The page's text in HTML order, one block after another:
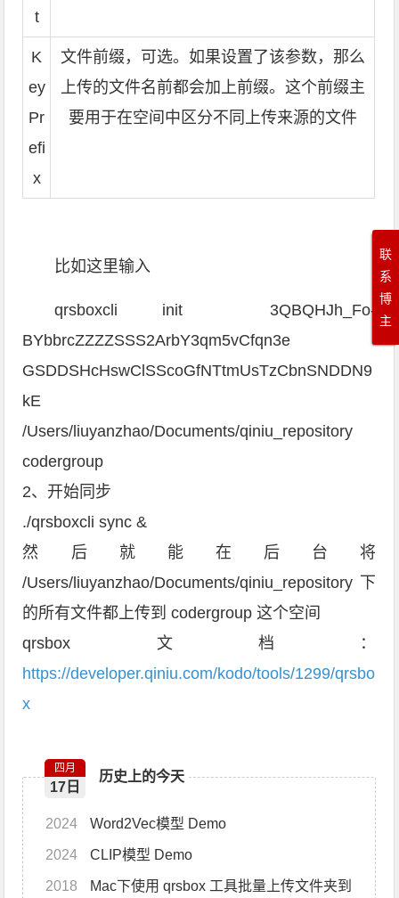
t
K
ey
Pr
efi
x
文件前缀，可选。如果设置了该参数，那么
上传的文件名前都会加上前缀。这个前缀主
要用于在空间中区分不同上传来源的文件
比如这里输入
qrsboxcli init 3QBQHJh_Fo-
BYbbrcZZZZSSS2ArbY3qm5vCfqn3e
GSDDSHcHswClSScoGfNTtmUsTzCbnSNDDN9
kE
/Users/liuyanzhao/Documents/qiniu_repository
codergroup
2、开始同步
./qrsboxcli sync &
然后就能在后台将
/Users/liuyanzhao/Documents/qiniu_repository 下
的所有文件都上传到 codergroup 这个空间
qrsbox文档：
https://developer.qiniu.com/kodo/tools/1299/qrsbo
x
历史上的今天
四月
17日
2024 Word2Vec模型 Demo
2024 CLIP模型 Demo
2018
联
系
博
主